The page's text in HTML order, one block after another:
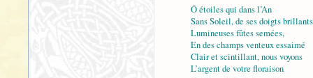
Ô étoiles qui dans l’An
Sans Soleil, de ses doigts
Lumineuses fûtes semées,
En des champs venteux essaimé
Clair et scintillant, nous voyons
L’argent de votre floraison